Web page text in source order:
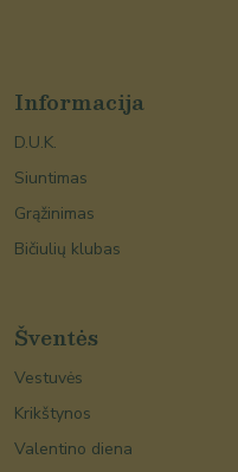
Informacija
D.U.K.
Siuntimas
Grąžinimas
Bičiulių klubas
Šventės
Vestuvės
Krikštynos
Valentino diena